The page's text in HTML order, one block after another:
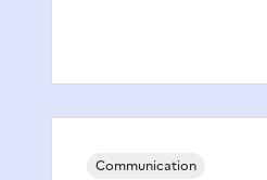
Communication